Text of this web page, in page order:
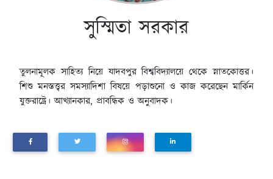
সুস্মিতা সরকার
তুলনামূলক সাহিত্য নিয়ে যাদবপুর বিশ্ববিদ্যালয়ে থেকে স্নাতকোত্তর।
শিশু মনস্তত্ত্বর সমস্যাদিশা বিষয়ে পড়াশুনো ও কাজ করেছেন মার্কিন
যুক্তরাষ্ট্রে। আখ্যানকার, প্রাবন্ধিক ও অনুবাদক।